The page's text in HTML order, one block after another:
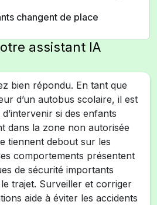
changent de place
assistant IA
bien répondu. En tant que
d’un autobus scolaire, il est
d’intervenir si des enfants
dans la zone non autorisée
tiennent debout sur les
comportements présentent
de sécurité importants
trajet. Surveiller et corriger
aide à éviter les accidents